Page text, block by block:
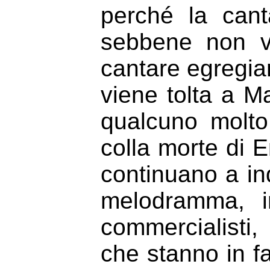
perché la
sebbene non
cantare
viene tolta a
qualcuno
colla morte di
continuano a
che stanno in